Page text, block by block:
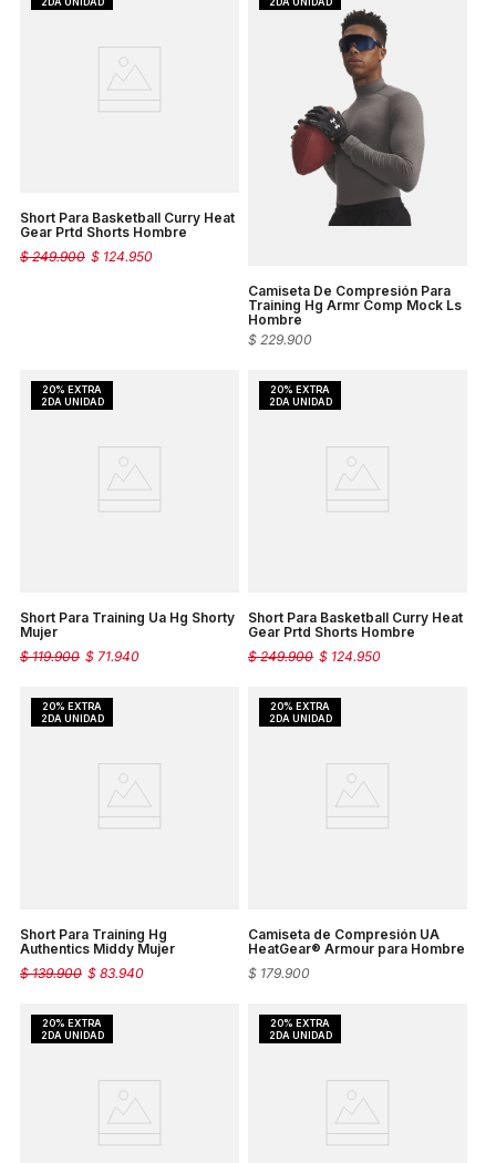
Short Para Basketball Curry Heat
Gear Prtd Shorts Hombre
$ 124.950
$ 249.900
Camiseta De Compresión Para
Training Hg Armr Comp Mock Ls
Hombre
$ 229.900
Short Para Training Ua Hg Shorty
Mujer
$ 71.940
$ 119.900
Short Para Basketball Curry Heat
Gear Prtd Shorts Hombre
$ 124.950
$ 249.900
Short Para Training Hg
Authentics Middy Mujer
$ 83.940
$ 139.900
Camiseta de Compresión UA
HeatGear® Armour para Hombre
$ 179.900